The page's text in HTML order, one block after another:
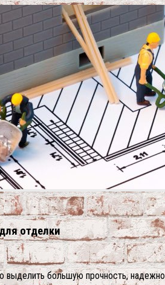
отделки
большую прочность,